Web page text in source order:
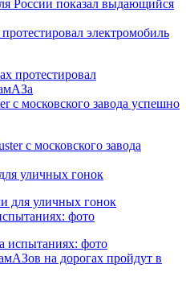
электромобиль
с московского завода успешно
уличных гонок
фото
на дорогах пройдут в